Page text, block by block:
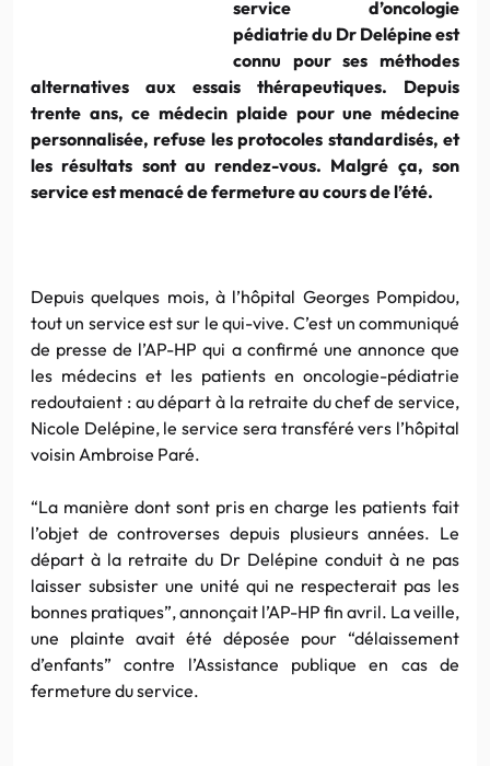
service d’oncologie
pédiatrie du Dr Delépine est
connu pour ses méthodes
alternatives aux essais thérapeutiques. Depuis
trente ans, ce médecin plaide pour une médecine
personnalisée, refuse les protocoles standardisés, et
les résultats sont au rendez-vous. Malgré ça, son
service est menacé de fermeture au cours de l’été.
Depuis quelques mois, à l’hôpital Georges Pompidou,
tout un service est sur le qui-vive. C’est un communiqué
de presse de l’AP-HP qui a confirmé une annonce que
les médecins et les patients en oncologie-pédiatrie
redoutaient : au départ à la retraite du chef de service,
Nicole Delépine, le service sera transféré vers l’hôpital
voisin Ambroise Paré.
“La manière dont sont pris en charge les patients fait
l’objet de controverses depuis plusieurs années. Le
départ à la retraite du Dr Delépine conduit à ne pas
laisser subsister une unité qui ne respecterait pas les
bonnes pratiques”, annonçait l’AP-HP fin avril. La veille,
une plainte avait été déposée pour “délaissement
d’enfants” contre l’Assistance publique en cas de
fermeture du service.